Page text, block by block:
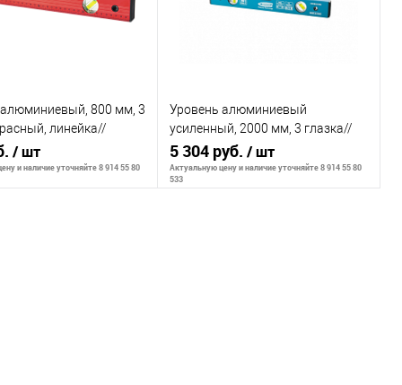
В наличии В наличии
800 мм, 3
линейка//
/ шт
и наличие уточняйте 8 914 55 80
Уровень алюминиевый
усиленный, 2000 мм, 3 глазка//
Gross
5 304 руб./ шт
Актуальную цену и наличие уточняйте 8 914 55 80
533